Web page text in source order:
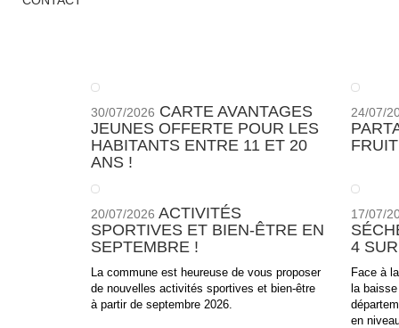
30/07/2026 CARTE AVANTAGES
JEUNES OFFERTE POUR LES
HABITANTS ENTRE 11 ET 20
ANS !
24/07/
20/07/2026 ACTIVITÉS
SPORTIVES ET BIEN-ÊTRE EN
SEPTEMBRE !
La commune est heureuse de vous proposer
de nouvelles activités sportives et bien-être
à partir de septembre 2026.
17/07/
4
Face à
la
en